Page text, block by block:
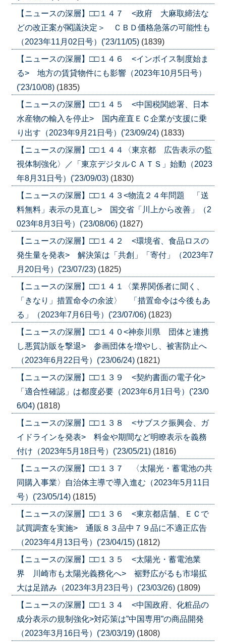
【ニュースの深層】□□１４７ <政府 大麻取締法な
どの改正案が閣議決定＞ ＣＢＤ価格急落の可能性も
（2023年11月02日号）('23/11/05) (1839)
【ニュースの深層】□□１４６ <インボイス制度始ま
る> 地方の賃貸物件にも影響（2023年10月5日号）
('23/10/08) (1835)
【ニュースの深層】□□１４５ <中国税関総署、日本
水産物の輸入を停止> 国内産直ＥＣ企業が支援に乗
り出す（2023年9月21日号）('23/09/24) (1833)
【ニュースの深層】□□１４４〈東京都 広告表示の監
視体制強化〉／「東京デジタルＣＡＴＳ」始動（2023
年8月31日号）('23/09/03) (1830)
【ニュースの深層】□□１４３<物流２４年問題 「送
料無料」表示の見直し> 国交省「川上から改善」（2
023年8月3日号）('23/08/06) (1827)
【ニュースの深層】□□１４２ <環境省、食品ロスの
発生量を発表> 解決策は「共創」「寄付」（2023年7
月20日号）('23/07/23) (1825)
【ニュースの深層】□□１４１〈業界関係者に聞く、
「きなり」措置命令の余波〉 「措置命令は今後もあ
る」（2023年7月6日号）('23/07/06) (1823)
【ニュースの深層】□□１４０<神奈川県 団体と連携
し悪質訪販を撃退> 参画団体を増やし、被害防止へ
（2023年6月22日号）('23/06/24) (1821)
【ニュースの深層】□□１３９ <契約書面の電子化>
「適合性確認」は都度必要（2023年6月1日号）('23/0
6/04) (1818)
【ニュースの深層】□□１３８ <サブスク振興会、ガ
イドラインを発表> 料金や期間など明瞭表示を義務
付け（2023年5月18日号）('23/05/21) (1816)
【ニュースの深層】□□１３７ 〈太陽光・蓄電池の共
同購入事業〉自治体主導で導入進む（2023年5月11日
号）('23/05/14) (1815)
【ニュースの深層】□□１３６ <東京都店舗、ＥＣで
試買調査を実施> 通販８３品中７９品に不適正広告
（2023年4月13日号）('23/04/15) (1812)
【ニュースの深層】□□１３５ <太陽光・蓄電池業
界 川崎市も太陽光義務化へ> 裾野広がるも市場拡
大は足踏み（2023年3月23日号）('23/03/26) (1809)
【ニュースの深層】□□１３４ <中国政府、化粧品の
成分表示の規制強化>対応策は”中国専用”の商品開発
（2023年3月16日号）('23/03/19) (1808)